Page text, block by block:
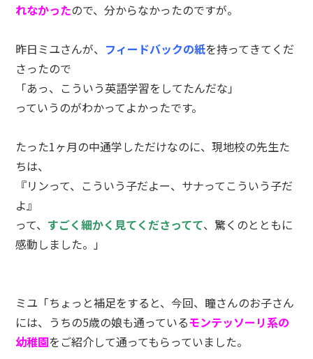
れなかったので、分からなかったのですが。
昨日ミユさんが、 フィードバックの紙を持ってきてくだ
さったので
「あっ、こういう英語学習をしてたんだな」
っていうのがわかってよかったです。
たった1ヶ月の中通学しただけなのに、現地校の先生た
ちは、
『リンって、こういう子だよー、サナってこういう子だ
よ』
って、 すごく細かく見てくださってて、驚くのとともに
感動しました。」
ミユ「ちょっと補足をすると、今回、瞳さんのお子さん
には、うちの5歳の娘も通っているモンテッソーリ系の
幼稚園をご紹介して通ってもらっていました。